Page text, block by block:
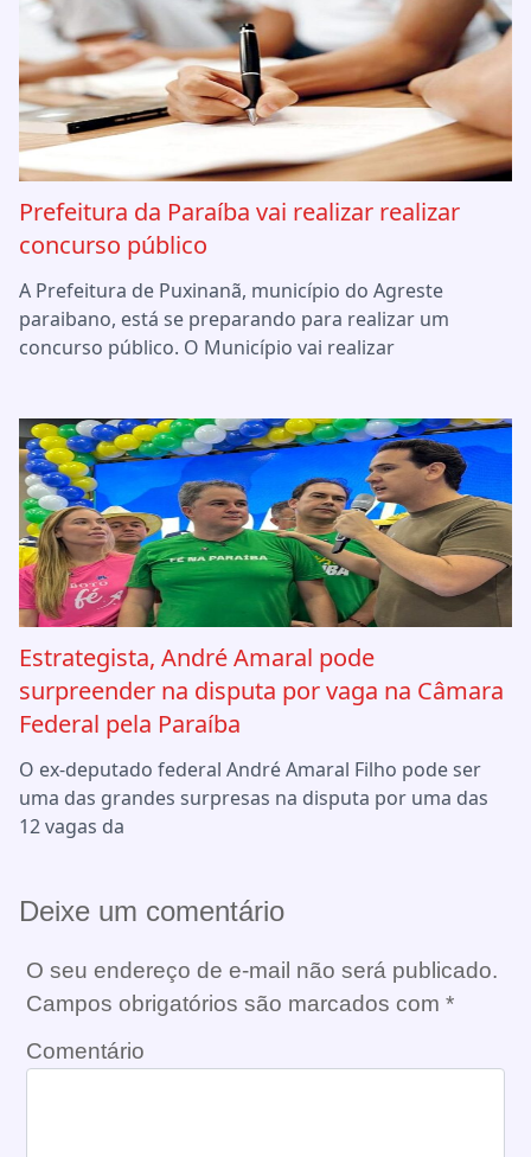
Prefeitura da Paraíba vai realizar realizar
concurso público
A Prefeitura de Puxinanã, município do Agreste
paraibano, está se preparando para realizar um
concurso público. O Município vai realizar
Estrategista, André Amaral pode
surpreender na disputa por vaga na Câmara
Federal pela Paraíba
O ex-deputado federal André Amaral Filho pode ser
uma das grandes surpresas na disputa por uma das
12 vagas da
Deixe um comentário
O seu endereço de e-mail não será publicado.
Campos obrigatórios são marcados com *
Comentário